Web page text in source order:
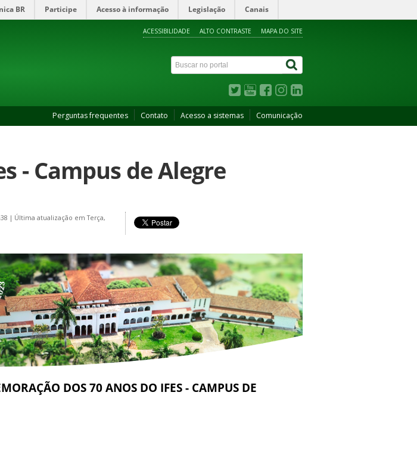
BR Participe Acesso à informação Legislação Canais
ACESSIBILIDADE ALTO CONTRASTE MAPA DO SITE
Perguntas frequentes Contato Acesso a sistemas Comunicação
- Campus de Alegre
| Última atualização em Terça,
DOS 70 ANOS DO IFES - CAMPUS DE